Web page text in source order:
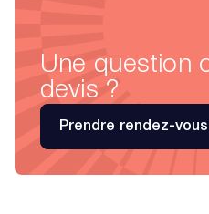
Une question
devis ?
Prendre rendez-vous